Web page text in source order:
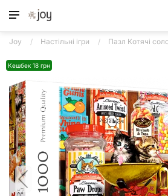
Joy Настільні ігри Пазл Котячі
Кешбек 18 грн